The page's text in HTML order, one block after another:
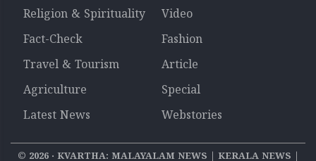
Religion & Spirituality
Video
Fact-Check
Fashion
Travel & Tourism
Article
Agriculture
Special
Latest News
Webstories
© 2026‧ KVARTHA: MALAYALAM NEWS | KERALA NEWS |